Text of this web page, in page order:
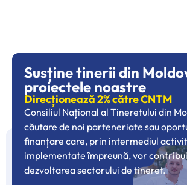
Susține tinerii din
proiectele noastre
Direcționează 2% către CNTM
Consiliul Național al Tineretului din
căutare de noi parteneriate sau
finanțare care, prin intermediul
implementate împreună, vor
dezvoltarea sectorului de tineret.